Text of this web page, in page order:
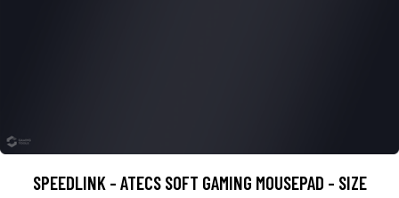
SPEEDLINK - ATECS SOFT GAMING MOUSEPAD - SIZE